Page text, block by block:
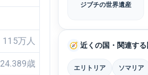
115万人
24.389歳
ジブチの世界遺産
🧭 近くの国・関連する
エリトリア ソマリア